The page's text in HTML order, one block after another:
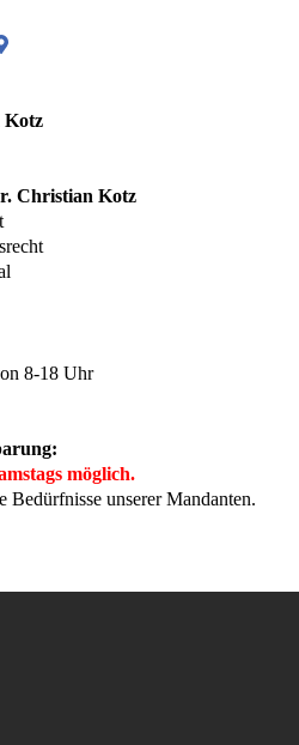
Kotz
Christian Kotz
8-18 Uhr
möglich.
unserer Mandanten.